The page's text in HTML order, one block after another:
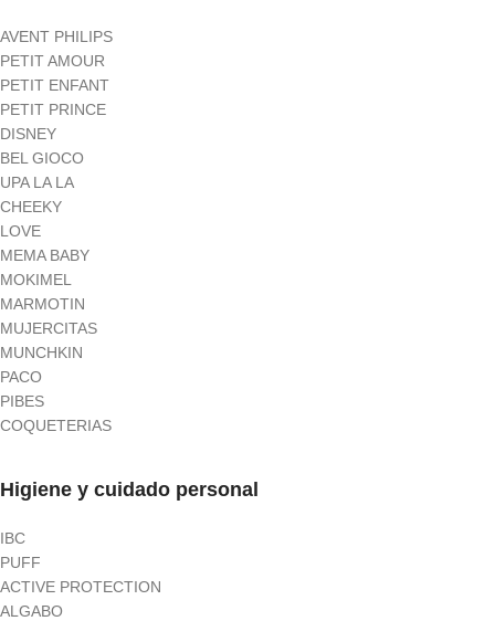
AVENT PHILIPS
PETIT AMOUR
PETIT ENFANT
PETIT PRINCE
DISNEY
BEL GIOCO
UPA LA LA
CHEEKY
LOVE
MEMA BABY
MOKIMEL
MARMOTIN
MUJERCITAS
MUNCHKIN
PACO
PIBES
COQUETERIAS
Higiene y cuidado personal
IBC
PUFF
ACTIVE PROTECTION
ALGABO